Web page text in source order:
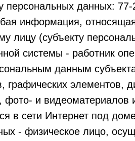
персональных данных: 77-
информация,
лицу (субъекту
системы - работник
данным
графических элементов,
фото- и видеоматериалов
в сети Интернет под
- физическое лицо,